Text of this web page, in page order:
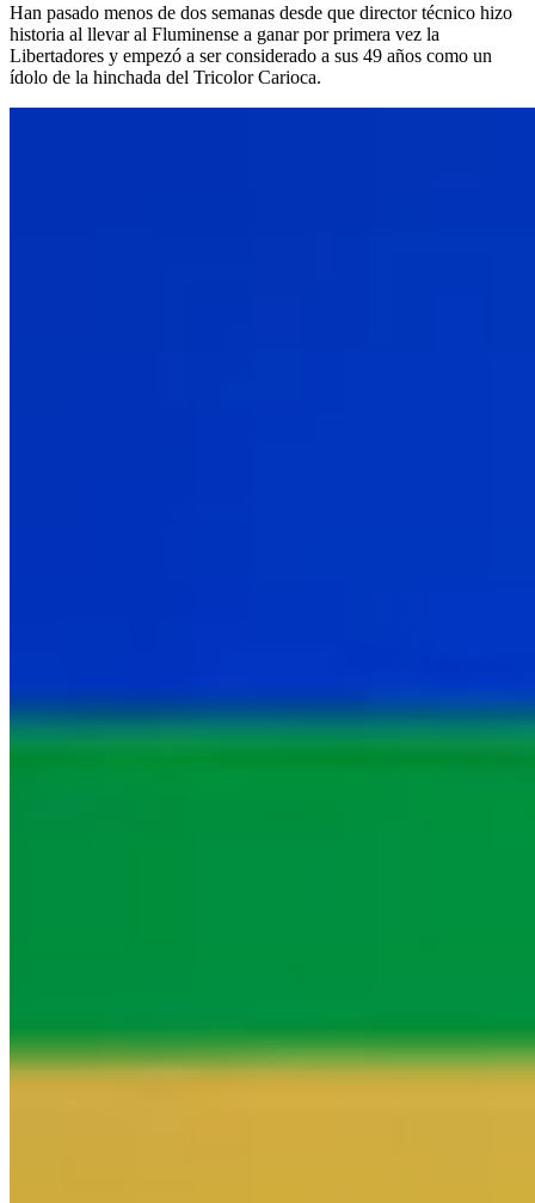
Han pasado menos de dos semanas desde que director técnico hizo
historia al llevar al Fluminense a ganar por primera vez la
Libertadores y empezó a ser considerado a sus 49 años como un
ídolo de la hinchada del Tricolor Carioca.